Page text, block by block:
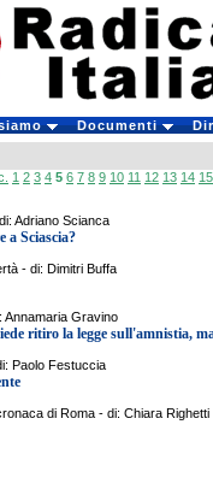
Documenti
1 2 3 4 5 6 7 8 9 10 11 12 13 14 15
Adriano Scianca
Sciascia?
- di: Dimitri Buffa
Annamaria Gravino
ritiro la legge sull'amnistia,
Paolo Festuccia
di Roma - di: Chiara Righetti